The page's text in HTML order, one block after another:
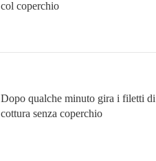
col coperchio
Dopo qualche minuto gira i filetti
cottura senza coperchio